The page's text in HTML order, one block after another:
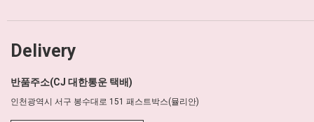
Delivery
반품주소(CJ 대한통운 택배)
인천광역시 서구 봉수대로 151 패스트박스(뮬리안)